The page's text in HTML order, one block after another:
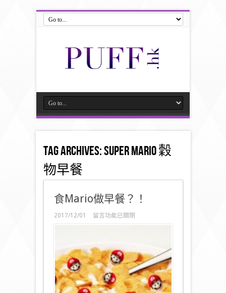
Tag Archives:Super Mario 穀
物早餐
食Mario做早餐？！
2017/12/01
在
早
餐？！〉
中
留言功能已關閉